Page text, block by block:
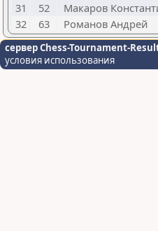
31
52 Макаров
32
63 Романов Андрей
сервер Chess-Tournament-
условия использования